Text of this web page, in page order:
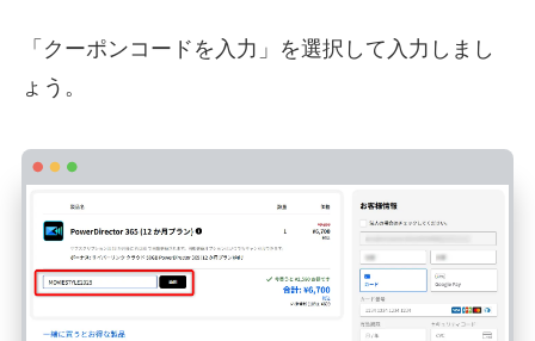
「クーポンコードを入力」を選択して入力しまし
ょう。